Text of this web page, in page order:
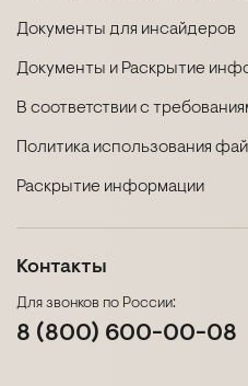
Документы для инсайдеров
Документы и Раскрытие
В соответствии с
Политика использования
Раскрытие информации
Контакты
Для звонков по России:
8 (800) 600-00-08